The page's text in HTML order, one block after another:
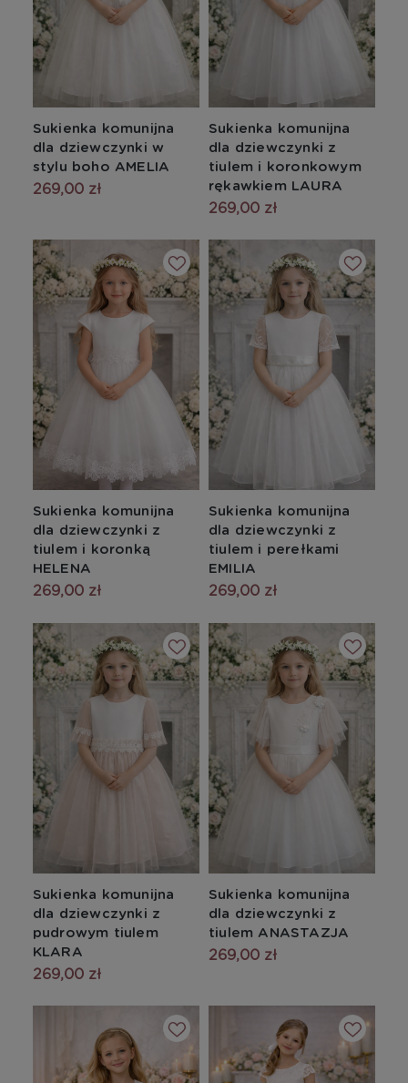
Sukienka komunijna
dla dziewczynki w
stylu boho AMELIA
269,00 zł
Sukienka komunijna
dla dziewczynki z
tiulem i koronkowym
rękawkiem LAURA
269,00 zł
Sukienka komunijna
dla dziewczynki z
tiulem i koronką
HELENA
269,00 zł
Sukienka komunijna
dla dziewczynki z
tiulem i perełkami
EMILIA
269,00 zł
Sukienka komunijna
dla dziewczynki z
pudrowym tiulem
KLARA
269,00 zł
Sukienka komunijna
dla dziewczynki z
tiulem ANASTAZJA
269,00 zł